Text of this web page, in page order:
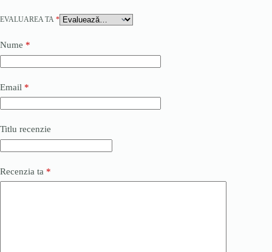
EVALUAREA TA *
Nume *
Email *
Titlu recenzie
Recenzia ta *